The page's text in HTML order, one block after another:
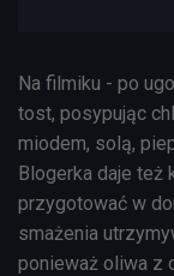
Na filmiku - po
tost, posypując
miodem, solą,
Blogerka daje też
przygotować w
smażenia
ponieważ oliwa z